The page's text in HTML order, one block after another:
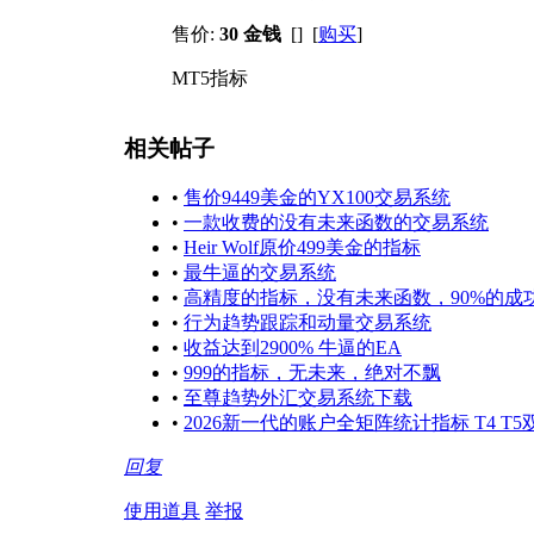
售价: 30 金钱 [] [购买]
MT5指标
相关帖子
• 售价9449美金的YX100交易系统
• 一款收费的没有未来函数的交易系统
• Heir Wolf原价499美金的指标
• 最牛逼的交易系统
• 高精度的指标，没有未来函数，90%的成
• 行为趋势跟踪和动量交易系统
• 收益达到2900% 牛逼的EA
• 999的指标，无未来，绝对不飘
• 至尊趋势外汇交易系统下载
• 2026新一代的账户全矩阵统计指标 T4 T5
回复
使用道具 举报